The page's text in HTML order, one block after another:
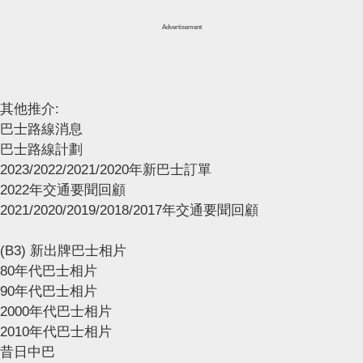
Advertisement
其他推介:
巴士路線消息
巴士路線計劃
2023/2022/2021/2020年新巴士訂單
2022年交通要聞回顧
2021/2020/2019/2018/2017年交通要聞回顧
(B3) 新出牌巴士相片
80年代巴士相片
90年代巴士相片
2000年代巴士相片
2010年代巴士相片
昔日中巴